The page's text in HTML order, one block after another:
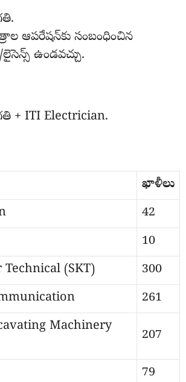
ఆపరేషన్‌కు సంబంధించిన
ఉండవచ్చు.
+ ITI Electrician.
ఖాళీలు
42
10
Technical (SKT)
300
261
Machinery
207
79